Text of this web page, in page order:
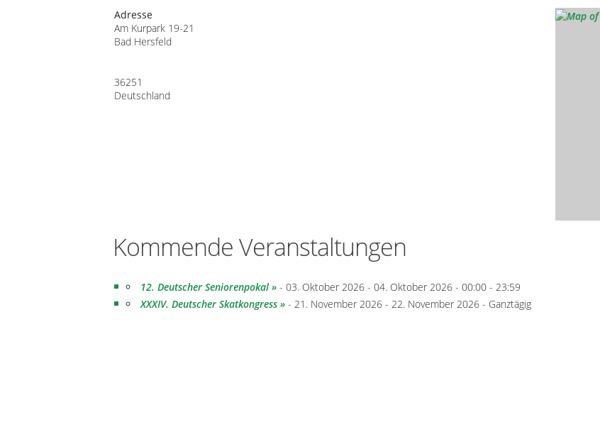
Adresse
Am Kurpark 19-21
Bad Hersfeld
36251
Deutschland
Kommende Veranstaltungen
12. Deutscher Seniorenpokal
- 03. Oktober 2026 - 04. Oktober 2026 - 00:00 - 23:59
XXXIV. Deutscher Skatkongress
- 21. November 2026 - 22. November 2026 - Ganztägig